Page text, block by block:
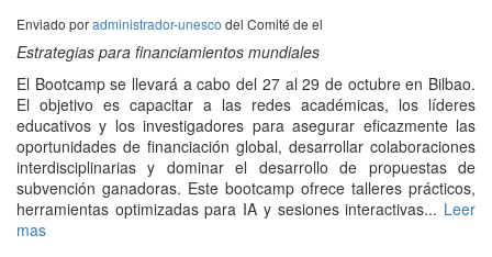
Enviado poradministrador-unesco del Comité de el
Estrategias para financiamientos mundiales
El Bootcamp se llevará a cabo del 27 al 29 de octubre en Bilbao.
El objetivo es capacitar a las redes académicas, los líderes
educativos y los investigadores para asegurar eficazmente las
oportunidades de financiación global, desarrollar colaboraciones
interdisciplinarias y dominar el desarrollo de propuestas de
subvención ganadoras. Este bootcamp ofrece talleres prácticos,
herramientas optimizadas para IA y sesiones interactivas... Leer
mas